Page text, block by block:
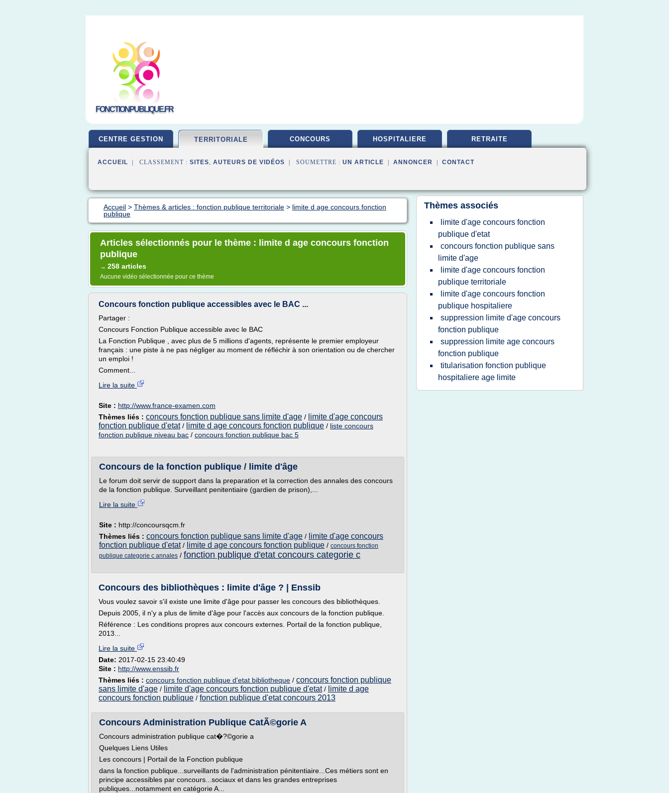
FONCTIONPUBLIQUE.FR
CENTRE GESTION TERRITORIALE CONCOURS HOSPITALIERE RETRAITE
ACCUEIL | CLASSEMENT : SITES, AUTEURS DE VIDÉOS | SOUMETTRE : UN ARTICLE ANNONCER CONTACT
Accueil > Thèmes & articles : fonction publique territoriale > limite d age concours fonction
publique
Articles sélectionnés pour le thème : limite d age concours fonction
publique
→ 258 articles
Aucune vidéo sélectionnée pour ce thème
Concours fonction publique accessibles avec le BAC ...
Partager :
Concours Fonction Publique accessible avec le BAC
La Fonction Publique , avec plus de 5 millions d'agents, représente le premier employeur
français : une piste à ne pas négliger au moment de réfléchir à son orientation ou de chercher
un emploi !
Comment...
Lire la suite
Site : http://www.france-examen.com
Thèmes liés : concours fonction publique sans limite d'age / limite d'age concours
fonction publique d'etat/ limite d age concours fonction publique / liste concours
fonction publique niveau bac / concours fonction publique bac 5
Concours de la fonction publique / limite d'âge
Le forum doit servir de support dans la preparation et la correction des annales des concours
de la fonction publique. Surveillant penitentiaire (gardien de prison),...
Lire la suite
Site : http://concoursqcm.fr
Thèmes liés : concours fonction publique sans limite d'age / limite d'age concours
fonction publique d'etat/ limite d age concours fonction publique / concours fonction
publique categorie c annales / fonction publique d'etat concours categorie c
Concours des bibliothèques : limite d'âge ? | Enssib
Vous voulez savoir s'il existe une limite d'âge pour passer les concours des bibliothèques.
Depuis 2005, il n'y a plus de limite d'âge pour l'accès aux concours de la fonction publique.
Référence : Les conditions propres aux concours externes. Portail de la fonction publique,
2013...
Lire la suite
Date: 2017-02-15 23:40:49
Site : http://www.enssib.fr
Thèmes liés : concours fonction publique d'etat bibliotheque / concours fonction publique
sans limite d'age / limite d'age concours fonction publique d'etat/ limite d age
concours fonction publique / fonction publique d'etat concours 2013
Concours Administration Publique CatÃ©gorie A
Concours administration publique cat�?©gorie a
Quelques Liens Utiles
Les concours | Portail de la Fonction publique
dans la fonction publique...surveillants de l'administration pénitentiaire...Ces métiers sont en
principe accessibles par concours...sociaux et dans les grandes entreprises
publiques...notamment en catégorie A...
Thèmes associés
limite d'age concours fonction
publique d'etat
concours fonction publique sans
limite d'age
limite d'age concours fonction
publique territoriale
limite d'age concours fonction
publique hospitaliere
suppression limite d'age concours
fonction publique
suppression limite age concours
fonction publique
titularisation fonction publique
hospitaliere age limite